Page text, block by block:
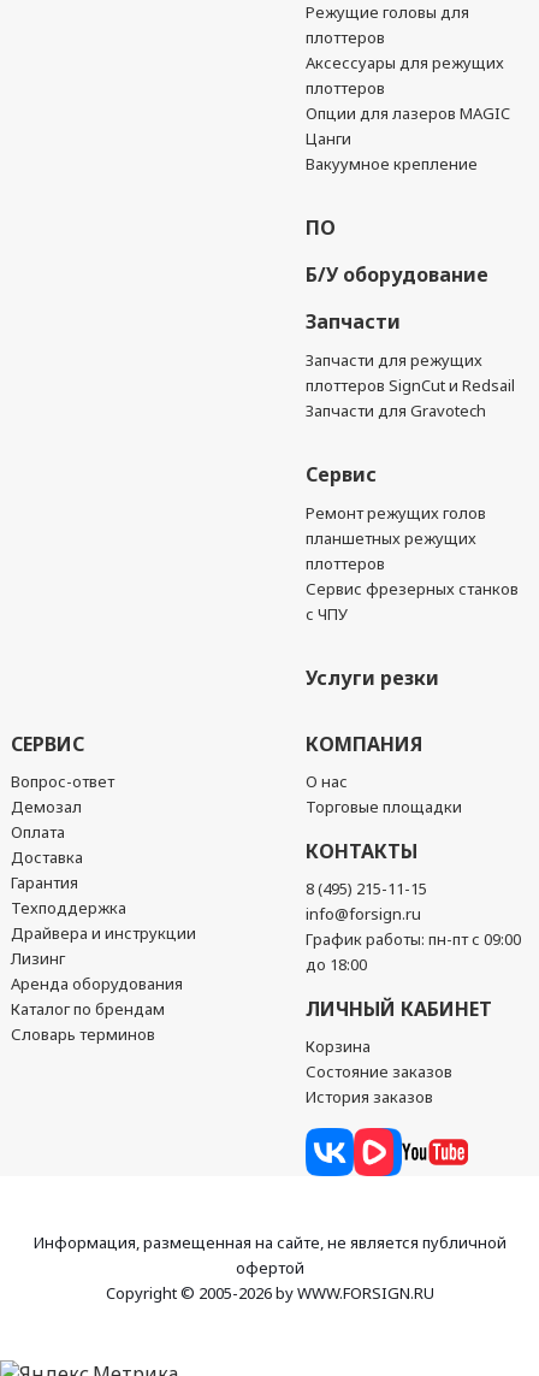
Режущие головы для
плоттеров
Аксессуары для режущих
плоттеров
Опции для лазеров MAGIC
Цанги
Вакуумное крепление
ПО
Б/У оборудование
Запчасти
Запчасти для режущих
плоттеров SignCut и Redsail
Запчасти для Gravotech
Сервис
Ремонт режущих голов
планшетных режущих
плоттеров
Сервис фрезерных станков
с ЧПУ
Услуги резки
СЕРВИС
Вопрос-ответ
Демозал
Оплата
Доставка
Гарантия
Техподдержка
Драйвера и инструкции
Лизинг
Аренда оборудования
Каталог по брендам
Словарь терминов
КОМПАНИЯ
О нас
Торговые площадки
КОНТАКТЫ
8 (495) 215-11-15
info@forsign.ru
График работы: пн-пт с 09:00
до 18:00
ЛИЧНЫЙ КАБИНЕТ
Корзина
Состояние заказов
История заказов
Информация, размещенная на сайте, не является публичной
офертой
Copyright © 2005-2026 by WWW.FORSIGN.RU